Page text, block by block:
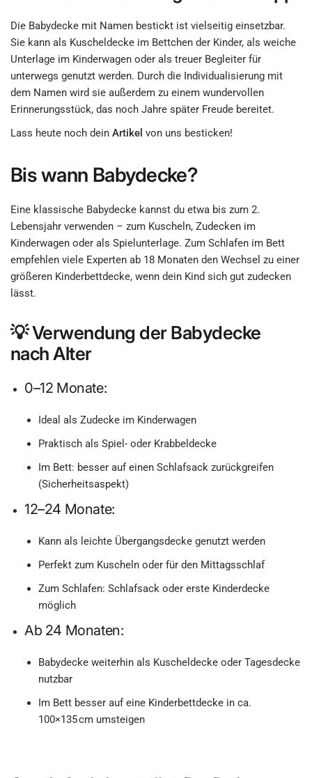
Die Babydecke mit Namen bestickt ist vielseitig einsetzbar.
Sie kann als Kuscheldecke im Bettchen der Kinder, als weiche
Unterlage im Kinderwagen oder als treuer Begleiter für
unterwegs genutzt werden. Durch die Individualisierung mit
dem Namen wird sie außerdem zu einem wundervollen
Erinnerungsstück, das noch Jahre später Freude bereitet.
Lass heute noch deinArtikelvon uns besticken!
Bis wann Babydecke?
Eine klassische Babydecke kannst du etwa bis zum 2.
Lebensjahr verwenden – zum Kuscheln, Zudecken im
Kinderwagen oder als Spielunterlage. Zum Schlafen im Bett
empfehlen viele Experten ab 18 Monaten den Wechsel zu einer
größeren Kinderbettdecke, wenn dein Kind sich gut zudecken
lässt.
💡 Verwendung der Babydecke
nach Alter
0–12 Monate:
Ideal als Zudecke im Kinderwagen
Praktisch als Spiel- oder Krabbeldecke
Im Bett: besser auf einen Schlafsack zurückgreifen
(Sicherheitsaspekt)
12–24 Monate:
Kann als leichte Übergangsdecke genutzt werden
Perfekt zum Kuscheln oder für den Mittagsschlaf
Zum Schlafen: Schlafsack oder erste Kinderdecke
möglich
Ab 24 Monaten:
Babydecke weiterhin als Kuscheldecke oder Tagesdecke
nutzbar
Im Bett besser auf eine Kinderbettdecke in ca.
100×135 cm umsteigen